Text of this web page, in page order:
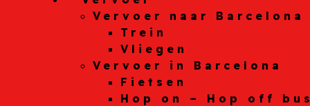
Vervoer naar Barcelona
Trein
Vliegen
Vervoer in Barcelona
Fietsen
Hop on – Hop off